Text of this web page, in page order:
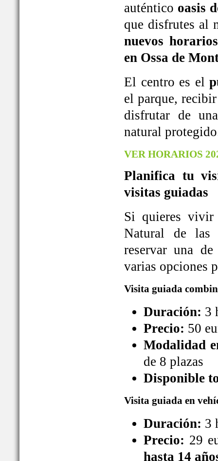
auténtico oasis
que disfrutes al
nuevos
en Ossa de
El centro es el
el parque,
disfrutar de
natural
VER HORARIOS
Planifica tu
visitas guiadas
Si quieres
Natural de las
reservar una
varias opciones
Visita guiada
Duración: 3
Precio: 50
Modalidad
de 8 plazas
Disponible
Visita guiada en
Duración: 3
Precio: 29
hasta 14